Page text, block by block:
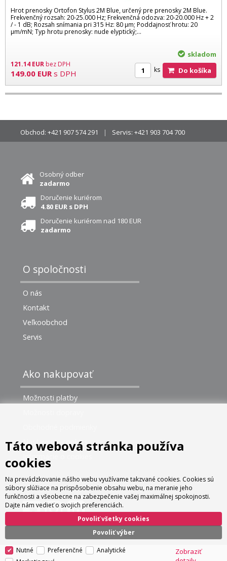
Hrot prenosky Ortofon Stylus 2M Blue, určený pre prenosky 2M Blue.
Frekvenčný rozsah: 20-25.000 Hz; Frekvenčná odozva: 20-20.000 Hz + 2
/ - 1 dB; Rozsah snímania pri 315 Hz: 80 µm; Poddajnosť hrotu: 20
µm/mN; Typ hrotu prenosky: nude elyptický;...
121.14 EURbez DPH
149.00 EUR s DPH
skladom
ks Do košíka
Obchod: +421 907 574 291 Servis: +421 903 704 700
Osobný odber
zadarmo
Doručenie kuriérom
4.80 EUR s DPH
Doručenie kuriérom nad 180 EUR
zadarmo
O spoločnosti
O nás
Kontakt
Veľkoobchod
Servis
Ako nakupovať
Možnosti platby
Nastavenie cookies
Informácie o cookies
Táto webová stránka používa
cookies
Na prevádzkovanie nášho webu využívame takzvané cookies. Cookies sú
súbory slúžiace na prispôsobenie obsahu webu, na meranie jeho
funkčnosti a všeobecne na zabezpečenie vašej maximálnej spokojnosti.
Dajte nám vedieť o svojich preferenciách.
Povoliť výber
Povoliť všetky cookies
Nutné Preferenčné
Analytické
Zobraziť